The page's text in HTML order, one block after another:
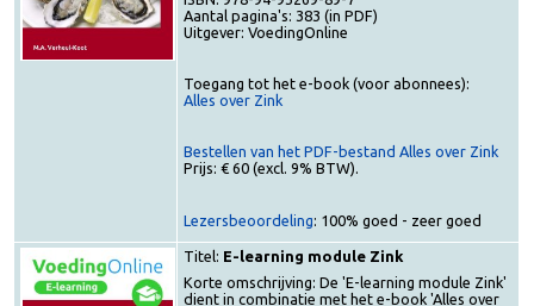
ISBN: 978-94-93269-89-7
Aantal pagina's: 383 (in PDF)
Toegang tot het e-book (voor abonnees):
Bestellen van het PDF-bestand Alles over Zink
Lezersbeoordeling: 100% goed - zeer goed
Titel:E-learning module Zink